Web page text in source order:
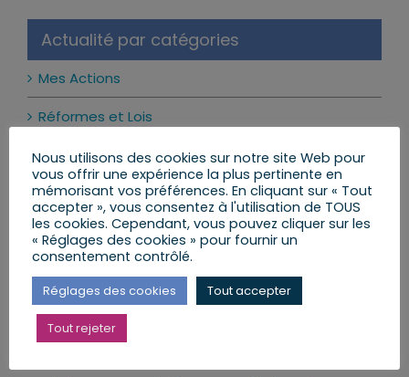
Actualité par catégories
Mes Actions
Réformes et Lois
Mon Agenda
Mes Lettres aux Citoyens
Mes dernières publications
Les réseaux sociaux interdits aux moins de 15 ans
: ce qui change vraiment
Nous utilisons des cookies sur notre site Web pour
vous offrir une expérience la plus pertinente en
mémorisant vos préférences. En cliquant sur « Tout
accepter », vous consentez à l'utilisation de TOUS
les cookies. Cependant, vous pouvez cliquer sur les
« Réglages des cookies » pour fournir un
consentement contrôlé.
Réglages des cookies Tout accepter
Tout rejeter